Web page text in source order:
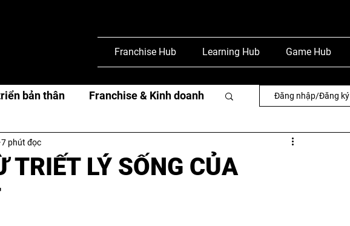
Franchise Hub Learning Hub Game Hub
bản thân Franchise & Kinh doanh
Thơ & tản văn
Đăng nhập/Đăng ký
TRIẾT LÝ SỐNG CỦA
7 phút đọc